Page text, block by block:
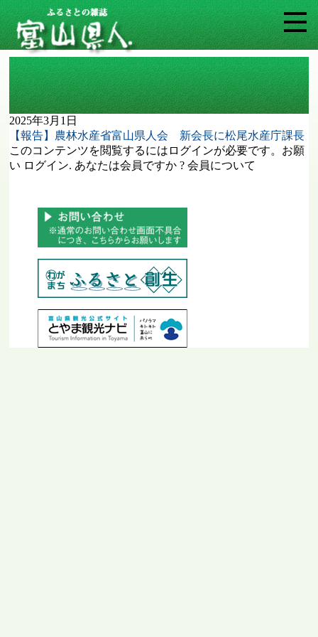
タグ: 農林水産省富山県人会
2025年3月1日
【報告】農林水産省富山県人会 新会長に松尾水産庁課長
このコンテンツを閲覧するにはログインが必要です。お願
い ログイン. あなたは会員ですか ? 会員について